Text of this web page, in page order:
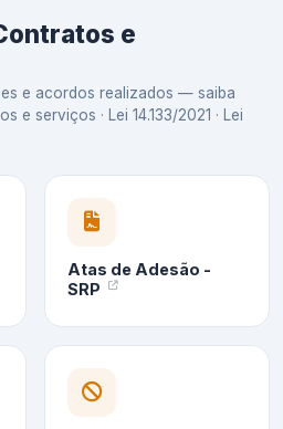
e
e acordos realizados — saiba
e serviços · Lei 14.133/2021 · Lei
Atas de Adesão -
SRP